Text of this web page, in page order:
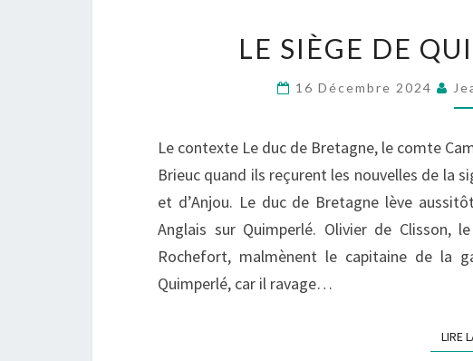
LE SIÈGE DE
16 Décembre 2024
Le contexte Le duc de Bretagne, le comte
Brieuc quand ils reçurent les nouvelles de la
et d’Anjou. Le duc de Bretagne lève
Anglais sur Quimperlé. Olivier de
Rochefort, malmènent le capitaine de la
Quimperlé, car il ravage…
LIRE